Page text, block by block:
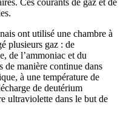
Ces courants de gaz et de
ont utilisé une chambre à
plusieurs gaz : de
de l’ammoniac et du
de manière continue dans
à une température de
de deutérium
ultraviolette dans le but de